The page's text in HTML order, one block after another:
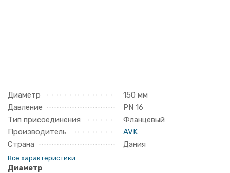
Диаметр
150 мм
Давление
PN 16
Тип присоединения
Фланцевый
Производитель
AVK
Страна
Дания
Все характеристики
Диаметр